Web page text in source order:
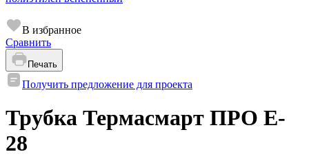
В избранное
Сравнить
Печать
Получить предложение для проекта
Трубка Термасмарт ПРО E-
28